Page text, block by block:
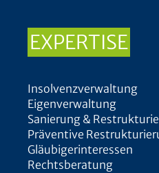
EXPERTISE
Insolvenzverwaltung
Eigenverwaltung
Sanierung &
Präventive
Gläubigerinteressen
Rechtsberatung